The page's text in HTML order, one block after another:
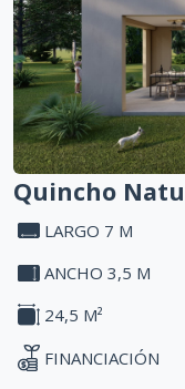
Financiación:
competitivas y
presupuesto (sin
Garantía de
Quincho
LARGO 7 M
ANCHO 3,5 M
24,5 M²
FINANCIACIÓN